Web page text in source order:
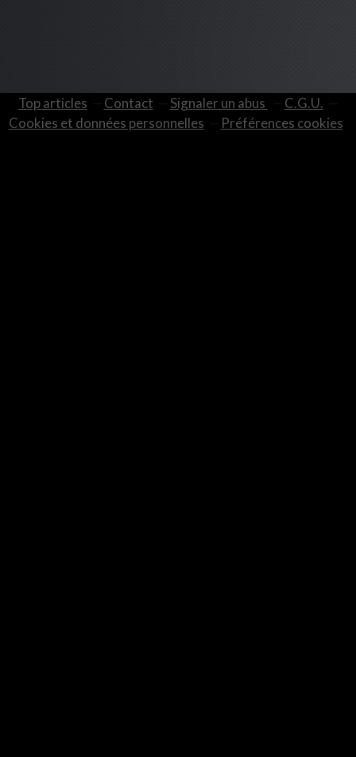
Top articles Contact Signaler un abus
C.G.U.
Cookies et données personnelles
Préférences cookies